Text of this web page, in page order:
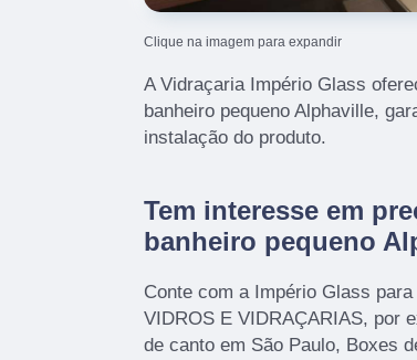
Clique na imagem para expandir
A Vidraçaria Império Glass
banheiro pequeno Alphaville,
instalação do produto.
Tem interesse em
banheiro pequeno
Conte com a Império Glass
VIDROS E VIDRAÇARIAS, por
de canto em São Paulo, Boxes